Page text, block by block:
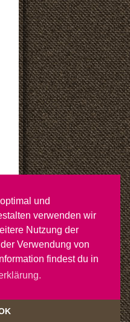
und
verwenden wir
Nutzung der
Verwendung von
findest du in